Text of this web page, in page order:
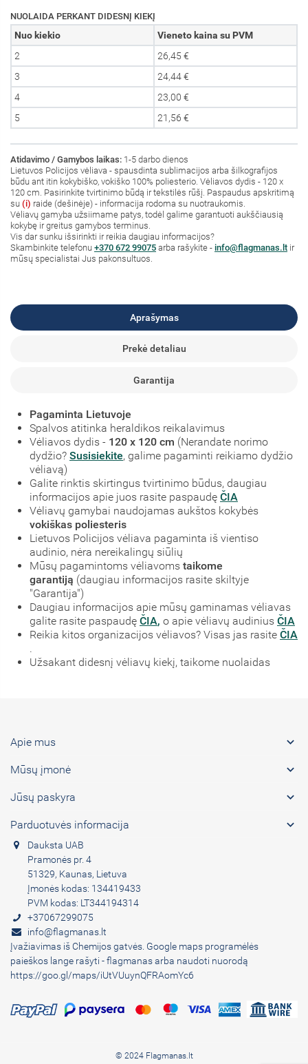
NUOLAIDA PERKANT DIDESNĮ KIEKĮ
Nuo kiekio
Vieneto kaina su PVM
2
26,45 €
3
24,44 €
4
23,00 €
5
21,56 €
Atidavimo / Gamybos laikas: 1-5 darbo dienos
Lietuvos Policijos vėliava - spausdinta sublimacijos arba šilkografijos
būdu ant itin kokybiško, vokiško 100% poliesterio. Vėliavos dydis - 120 x
120 cm. Pasirinkite tvirtinimo būdą ir tekstilės rūšį. Paspaudus apskritimą
su (i) raide (dešinėje) - informacija rodoma su nuotraukomis.
Vėliavų gamyba užsiimame patys, todėl galime garantuoti aukščiausią
kokybę ir greitus gamybos terminus.
Vis dar sunku išsirinkti ir reikia daugiau informacijos?
Skambinkite telefonu +370 672 99075 arba rašykite - info@flagmanas.lt ir
mūsų specialistai Jus pakonsultuos.
Aprašymas
Prekė detaliau
Garantija
Pagaminta Lietuvoje
Spalvos atitinka heraldikos reikalavimus
Vėliavos dydis - 120 x 120 cm (Nerandate norimo
dydžio? Susisiekite, galime pagaminti reikiamo dydžio
vėliavą)
Galite rinktis skirtingus tvirtinimo būdus, daugiau
informacijos apie juos rasite paspaudę ČIA
Vėliavų gamybai naudojamas aukštos kokybės
vokiškas poliesteris
Lietuvos Policijos vėliava pagaminta iš vientiso
audinio, nėra nereikalingų siūlių
Mūsų pagamintoms vėliavoms taikome
garantiją (daugiau informacijos rasite skiltyje
"Garantija")
Daugiau informacijos apie mūsų gaminamas vėliavas
galite rasite paspaudę ČIA, o apie vėliavų audinius ČIA
Reikia kitos organizacijos vėliavos? Visas jas rasite ČIA
.
Užsakant didesnį vėliavų kiekį, taikome nuolaidas
Apie mus 
Mūsų įmonė 
Jūsų paskyra 
Parduotuvės informacija 
Dauksta UAB
Pramonės pr. 4
51329, Kaunas, Lietuva
Įmonės kodas: 134419433
PVM kodas: LT344194314
+37067299075
info@flagmanas.lt
Įvažiavimas iš Chemijos gatvės. Google maps programėlės
paieškos lange rašyti - flagmanas arba naudoti nuorodą
https://goo.gl/maps/iUtVUuynQFRAomYc6
© 2024 Flagmanas.lt